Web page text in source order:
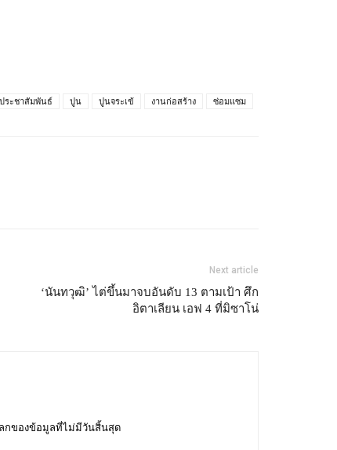
ประชาสัมพันธ์ ปูน ปูนจระเข้ งานก่อสร้าง ซ่อมแซม
Next article
‘นันทวุฒิ’ ไต่ขึ้นมาจบอันดับ 13 ตามเป้า ศึก
อิตาเลียน เอฟ 4 ที่มิซาโน่
กของข้อมูลที่ไม่มีวันสิ้นสุด